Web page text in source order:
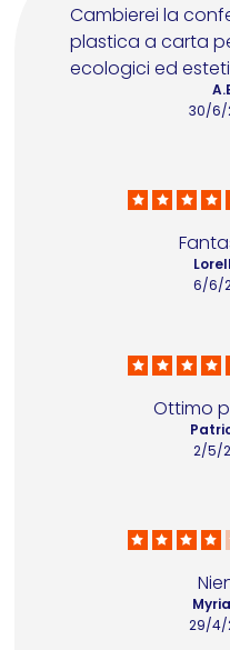
Cambierei la
plastica a carta
ecologici ed
30/6/
6/6/
Ottimo
2/5/
29/4/